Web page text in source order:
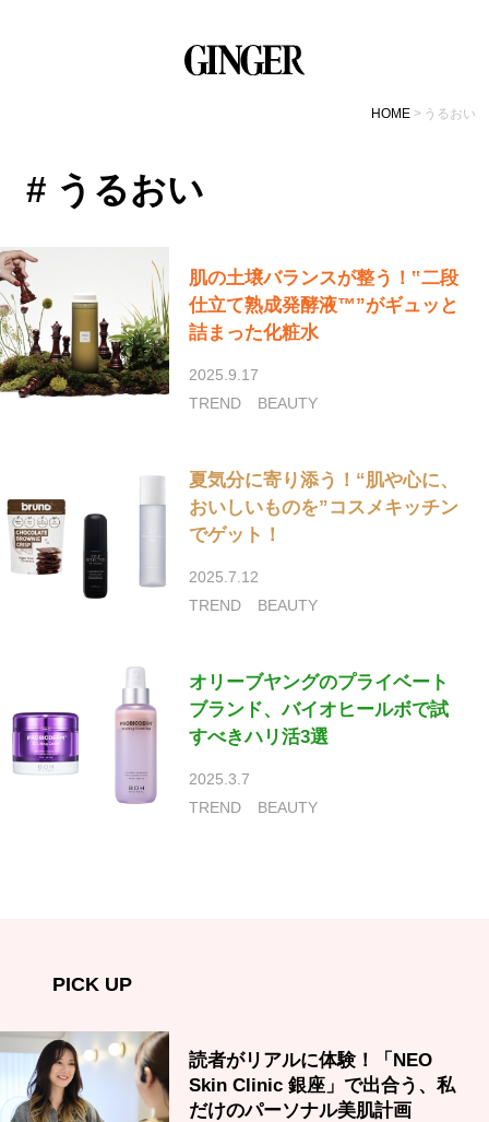
HOME うるおい
# うるおい
肌の土壌バランスが整う！‟二段
仕立て熟成発酵液™”がギュッと
詰まった化粧水
2025.9.17
TREND
BEAUTY
夏気分に寄り添う！“肌や心に、
おいしいものを”コスメキッチン
でゲット！
2025.7.12
TREND
BEAUTY
オリーブヤングのプライベート
ブランド、バイオヒールボで試
すべきハリ活3選
2025.3.7
TREND
BEAUTY
PICK UP
読者がリアルに体験！「NEO
Skin Clinic 銀座」で出合う、私
だけのパーソナル美肌計画